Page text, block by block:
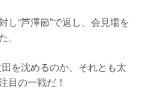
し“芦澤節”で返し、会見場を
。
を沈めるのか、それとも太
目の一戦だ！